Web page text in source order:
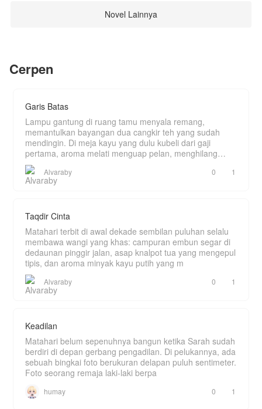
akan habis berapa keturunan 2T itu?.. pikirnya.
Pria itu bilang namanya Kai. Katanya
pengangguran. Senyumnya menyebalkan,
pengangguran"-nya di rumah.
Mereka adalah orang yang sama.
Dan Kaizan? Dia menikmati setiap detiknya.
Tapi rahasia tidak bisa bertahan selamanya.
Ketika topeng terbuka, ketika masa lalu yang
pernah membuatnya jatuh cinta berbalik pergi—
Novel Lainnya
Cerpen
Garis Batas
Lampu gantung di ruang tamu menyala remang,
memantulkan bayangan dua cangkir teh yang sudah
mendingin. Di meja kayu yang dulu kubeli dari gaji
pertama, aroma melati menguap pelan, menghilang
ditelan k
Alvaraby 0 1
Taqdir Cinta
Matahari terbit di awal dekade sembilan puluhan selalu
membawa wangi yang khas: campuran embun segar di
dedaunan pinggir jalan, asap knalpot tua yang mengepul
tipis, dan aroma minyak kayu putih yang m
Alvaraby 0 1
Keadilan
Matahari belum sepenuhnya bangun ketika Sarah sudah
berdiri di depan gerbang pengadilan. Di pelukannya, ada
sebuah bingkai foto berukuran delapan puluh sentimeter.
Foto seorang remaja laki-laki berpa
humay 0 1